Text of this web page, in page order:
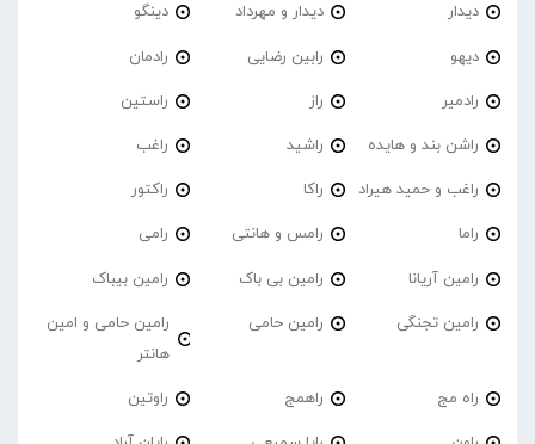
دیدار دیدار و مهرداد دینگو
دیهو رابین رضایی رادمان
رادمیر راز راستین
راشن بند و هایده راشید راغب
راغب و حمید هیراد راکا راکتور
راما رامس و هانتی رامی
رامین آریانا رامین بی باک رامین بیباک
رامین تجنگی رامین حامی
رامین حامی و امین
هانتر
راه مج راهمج راوتین